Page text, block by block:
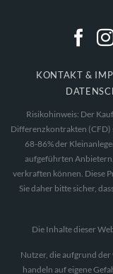
KONTAKT &
Risikohinweis: Der
Differenzkontrakten (CFD)
68-86% der
aufgeführten
verkraften können. Diese
Sie daher bitte sicher,
Die Inhalte dieser
Nutzer, die aufgrund
handeln auf eigene